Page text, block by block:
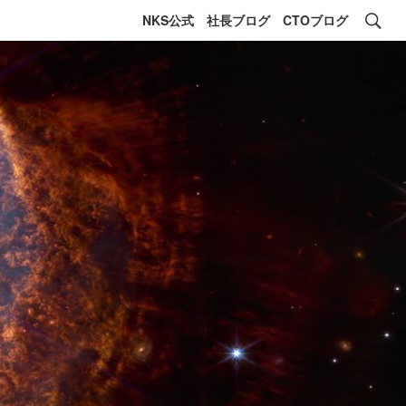
NKS公式 社長ブログ CTOブログ